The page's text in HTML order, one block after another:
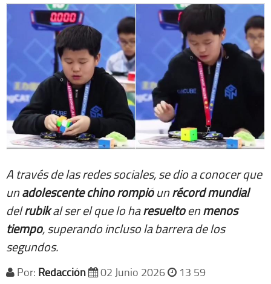
Extra +
A través de las redes sociales, se dio a conocer que
unadolescente chinorompióunrécordmundial
delrubikal ser el que lo haresueltoenmenos
tiempo, superando incluso la barrera de los
segundos.
Por: Redacción 02 Junio 2026 13 59